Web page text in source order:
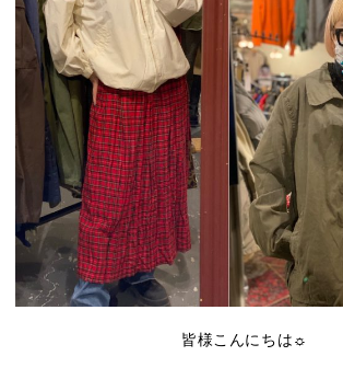
皆様こんにちは☼